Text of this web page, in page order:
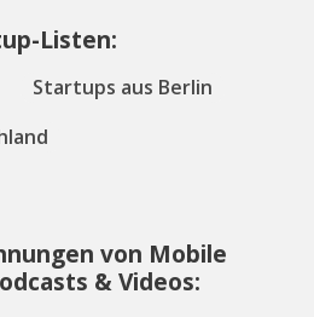
Listen:
Startups aus Berlin
von Mobile
& Videos: